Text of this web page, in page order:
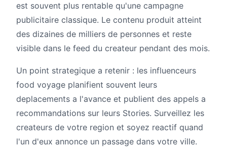
est souvent plus rentable qu'une campagne
publicitaire classique. Le contenu produit atteint
des dizaines de milliers de personnes et reste
visible dans le feed du createur pendant des mois.
Un point strategique a retenir : les influenceurs
food voyage planifient souvent leurs
deplacements a l'avance et publient des appels a
recommandations sur leurs Stories. Surveillez les
createurs de votre region et soyez reactif quand
l'un d'eux annonce un passage dans votre ville.